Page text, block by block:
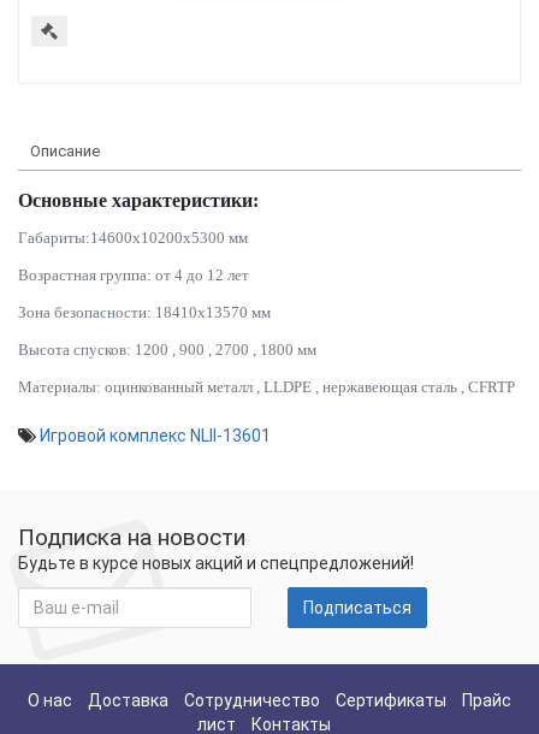
Описание
Основные характеристики:
Габариты:14600x10200x5300 мм
Возрастная группа: от 4 до 12 лет
Зона безопасности: 18410х13570 мм
Высота спусков: 1200 900 2700 1800 мм
Материалы: оцинкованный металл LLDPE нержавеющая сталь CFRTP
Игровой комплекс NLII-13601
Подписка на новости
Будьте в курсе новых акций и спецпредложений!
Подписаться
О нас Доставка Сотрудничество Сертификаты
Прайс
лист
Контакты